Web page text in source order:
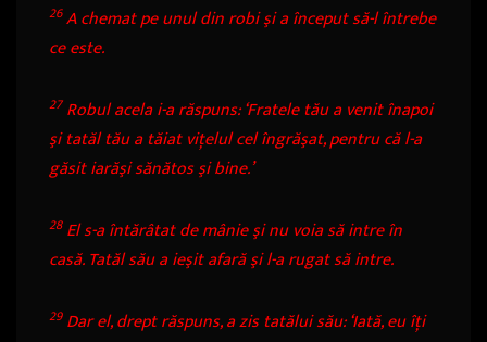
26 A chemat pe unul din robi şi a început să-l întrebe
ce este.
27 Robul acela i-a răspuns: ‘Fratele tău a venit înapoi
şi tatăl tău a tăiat viţelul cel îngrăşat, pentru că l-a
găsit iarăşi sănătos şi bine.’
28 El s-a întărâtat de mânie şi nu voia să intre în
casă. Tatăl său a ieşit afară şi l-a rugat să intre.
29 Dar el, drept răspuns, a zis tatălui său: ‘Iată, eu îţi